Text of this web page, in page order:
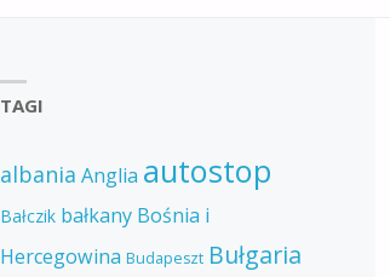
TAGI
albania Anglia autostop
Bałczik bałkany Bośnia i
Hercegowina Budapeszt Bułgaria